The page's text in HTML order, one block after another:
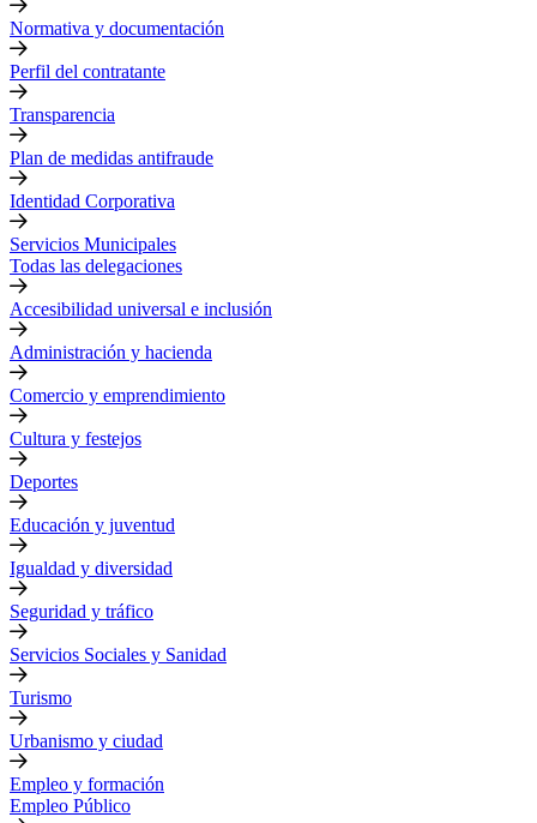
Normativa y documentación
Perfil del contratante
Transparencia
Plan de medidas antifraude
Identidad Corporativa
Servicios Municipales
Todas las delegaciones
Accesibilidad universal e inclusión
Administración y hacienda
Comercio y emprendimiento
Cultura y festejos
Deportes
Educación y juventud
Igualdad y diversidad
Seguridad y tráfico
Servicios Sociales y Sanidad
Turismo
Urbanismo y ciudad
Empleo y formación
Empleo Público